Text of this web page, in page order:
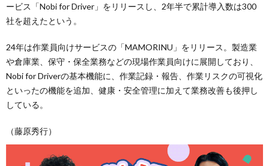
ービス「Nobi for Driver」をリリースし、2年半で累計導入数は300
社を超えたという。
24年は作業員向けサービスの「MAMORINU」をリリース。製造業
や倉庫業、保守・保全業務などの現場作業員向けに展開しており、
Nobi for Driverの基本機能に、作業記録・報告、作業リスクの可視化
といったの機能を追加、健康・安全管理に加えて業務改善も後押し
している。
（藤原秀行）